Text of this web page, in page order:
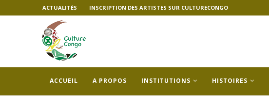
ACTUALITÉS INSCRIPTION DES ARTISTES SUR CULTURECONGO
ACCUEIL A PROPOS INSTITUTIONS HISTOIRES